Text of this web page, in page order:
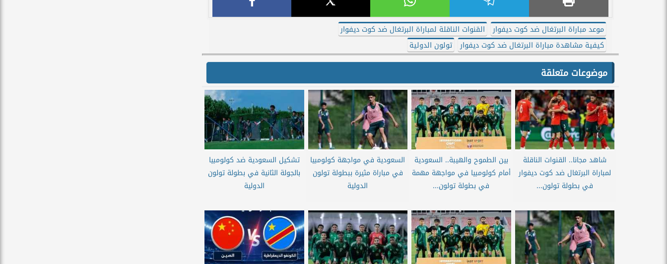
موعد مباراة البرتغال ضد كوت ديفوار
القنوات الناقلة لمباراة البرتغال ضد كوت ديفوار
كيفية مشاهدة مباراة البرتغال ضد كوت ديفوار
تولون الدولية
موضوعات متعلقة
شاهد مجانا.. القنوات الناقلة
لمباراة البرتغال ضد كوت ديفوار
في بطولة تولون...
بين الطموح والهيبة.. السعودية
أمام كولومبيا في مواجهة مهمة
في بطولة تولون...
السعودية في مواجهة كولومبيا
في مباراة مثيرة ببطولة تولون
الدولية
تشكيل السعودية ضد كولومبيا
بالجولة الثانية في بطولة تولون
الدولية